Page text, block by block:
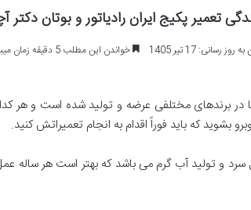
تعمیر پکیج ایران رادیاتور و بوتان دکتر
روز رسانی: 17 تیر 1405 خواندن این مطلب 5 دقیقه زمان میبرد
در برندهای مختلفی عرضه و تولید شده است و هر
بشوید که باید فوراً اقدام به انجام تعمیراتش کنید.
سرد و تولید آب گرم می باشد که بهتر است هر